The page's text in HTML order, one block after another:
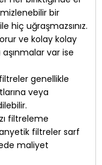
bir
hiç uğraşmazsınız.
ve kolay kolay
var ise
genellikle
veya
filtreleme
filtreler sarf
maliyet